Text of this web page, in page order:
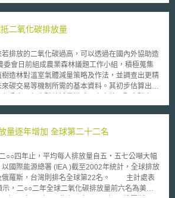
育企業智財實務人才；(三)培育智財服務領域人
財教育課程，對於上述對象之能力有顯著幫助、獲
內容不夠多樣化、制度化，以及課程程度未達標
界人才以及國際業務之專家亦不足，被認為是第
於是在此背景下，第二次綜合計畫設定兩大計畫
培育智財人才」、「體現智財之大眾化與智財文
定五大政策，本文就其內容以及相關措施為具體
力，在政策上第一步必須針對「智財管理人力」
各國智財制度與紛爭解決有關專門教育[5]，乃至於
外智財紛爭應對，韓國企業提供學費百分之50補
程「智慧財產專門學位課程(MIP)」）。同時，
識亦屬至關重要之事。透過在大企業以及中堅企
of the European Union，以下簡稱
出禁制令（injunction）。 歐洲法院認
人必須以合理方法（包括通知被控侵權人侵害事實
其達成授權契約之意願）與被控侵權方尋求達成
控侵權方雖無義務接受
作為免除禁制令的條件，但仍應給予真誠並依據
額；（5）在進行授權協商時，被控侵權人不能
二氧化碳排放量
放的二氧化碳過高，可以透過在國內外協助造
造林對溫室氣體減量策略及作法，並調查出更精
碳交易等機制所需的基本資料。其初步估算出每
碳減量的業者，農委會已先選定台糖進行合作，
造林，來換取本國二氧化碳的排放量，像是美、
的部分賣給其他國家，亦即清潔費的交易，也屬於
會表示，未來碳交易機制建立後，業者興建廠房
，可以透過協助國內外造林，或付出造林費用給
量逐年增加 全球第二十二名
四年止，平均每人排放量自五‧五七公噸大幅
國際能源總署 (IEA )截至2002年統計，全球排放
，台灣則排名全球第22名。 主計處表
，二○○二年全球二氧化碳排放量前六名為美國